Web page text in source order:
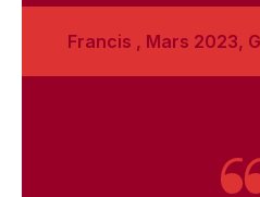
Francis , Mars 2023,